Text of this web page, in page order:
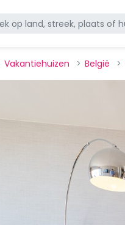
Vakantiehuizen België